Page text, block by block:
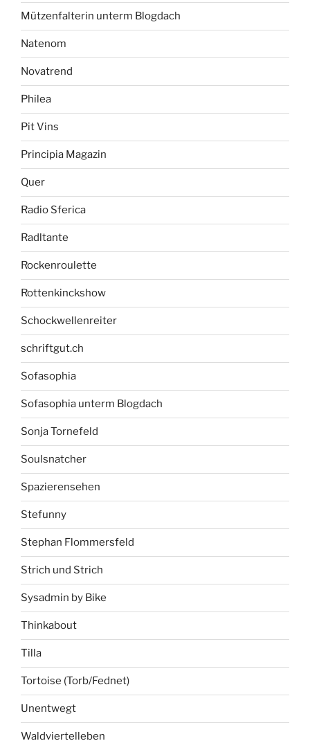
Mützenfalterin unterm Blogdach
Natenom
Novatrend
Philea
Pit Vins
Principia Magazin
Quer
Radio Sferica
Radltante
Rockenroulette
Rottenkinckshow
Schockwellenreiter
schriftgut.ch
Sofasophia
Sofasophia unterm Blogdach
Sonja Tornefeld
Soulsnatcher
Spazierensehen
Stefunny
Stephan Flommersfeld
Strich und Strich
Sysadmin by Bike
Thinkabout
Tilla
Tortoise (Torb/Fednet)
Unentwegt
Waldviertelleben